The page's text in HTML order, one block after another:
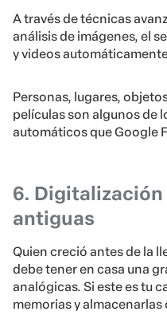
A través de técnicas
análisis de imágenes, el
y videos
Personas, lugares,
películas son algunos de
automáticos que Google
6. Digitalización
antiguas
Quien creció antes de la
debe tener en casa una
analógicas. Si este es tu
memorias y almacenarlas